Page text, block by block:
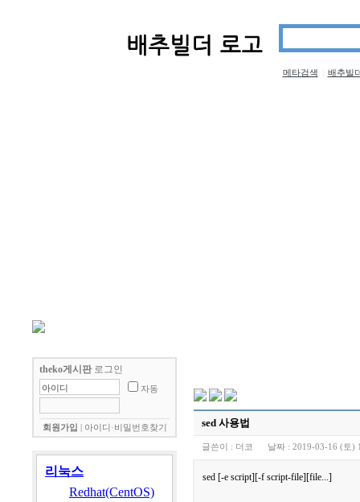
메타검색 배추빌
theko게시판 로그인
자동
회원가입 아이디·비밀번호찾기
리눅스
Redhat(CentOS)
sed 사용법
글쓴이 : 더코 날짜 : 2019-03-16 (토)
sed [-e script][-f script-file][file...]